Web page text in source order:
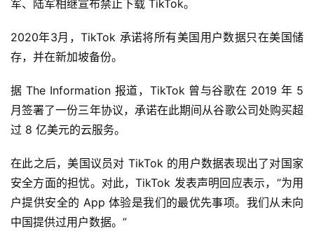
页
业
界
军、陆军相继宣布禁止下载 TikTok。
2020年3月，TikTok 承诺将所有美国用户数据只在美国储
存，并在新加坡备份。
据 The Information 报道，TikTok 曾与谷歌在 2019 年 5
月签署了一份三年协议，承诺在此期间从谷歌公司处购买超
过 8 亿美元的云服务。
在此之后，美国议员对 TikTok 的用户数据表现出了对国家
安全方面的担忧。对此，TikTok 发表声明回应表示，“为用
户提供安全的 App 体验是我们的最优先事项。我们从未向
中国提供过用户数据。”